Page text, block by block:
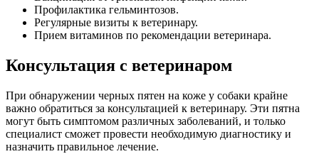
Профилактика гельминтозов.
Регулярные визиты к ветеринару.
Прием витаминов по рекомендации ветеринара.
Консультация с ветеринаром
При обнаружении черных пятен на коже у собаки крайне
важно обратиться за консультацией к ветеринару. Эти пятна
могут быть симптомом различных заболеваний, и только
специалист сможет провести необходимую диагностику и
назначить правильное лечение.